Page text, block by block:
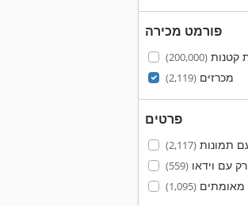
פורמט מכירה
קטנות(200,000)
מכרזים(2,119)
פרטים
תמונות(2,117)
רק עם וידאו(559)
מאומתים(1,095)